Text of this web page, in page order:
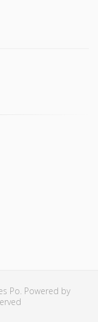
Po. Powered by